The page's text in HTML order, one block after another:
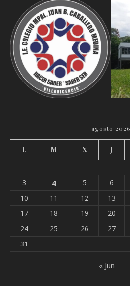
agosto 2026
L M X J
3
4 5 6
10
11 12 13
17
18 19 20
24
25 26 27
31
« Jun